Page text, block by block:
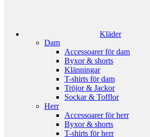
Kläder
Dam
Accessoarer för dam
Byxor & shorts
Klänningar
T-shirts för dam
Tröjor & Jackor
Sockar & Tofflor
Herr
Accessoarer för herr
Byxor & shorts
T-shirts för herr